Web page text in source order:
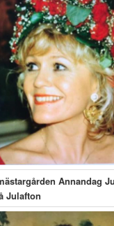
Annandag
Julafton